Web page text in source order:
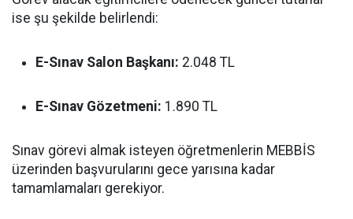
ise şu şekilde belirlendi:
E-Sınav Salon Başkanı: 2.048 TL
E-Sınav Gözetmeni: 1.890 TL
Sınav görevi almak isteyen öğretmenlerin MEBBİS
üzerinden başvurularını gece yarısına kadar
tamamlamaları gerekiyor.